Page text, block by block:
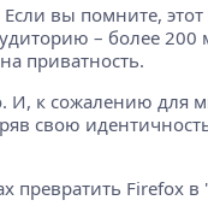
вы помните, этот
– более
приватность.
И, к сожалению для
свою
превратить Firefox